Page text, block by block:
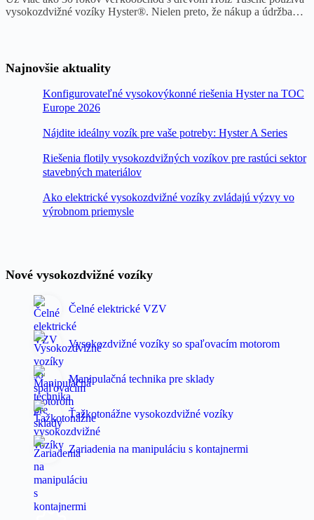
vysokozdvižné vozíky Hyster®. Nielen preto, že nákup a údržba…
Najnovšie aktuality
Konfigurovateľné vysokovýkonné riešenia Hyster na TOC
Europe 2026
Nájdite ideálny vozík pre vaše potreby: Hyster A Series
Riešenia flotily vysokozdvižných vozíkov pre rastúci sektor
stavebných materiálov
Ako elektrické vysokozdvižné vozíky zvládajú výzvy vo
výrobnom priemysle
Nové vysokozdvižné vozíky
Čelné elektrické VZV
Vysokozdvižné vozíky so spaľovacím motorom
Manipulačná technika pre sklady
Ťažkotonážne vysokozdvižné vozíky
Zariadenia na manipuláciu s kontajnermi